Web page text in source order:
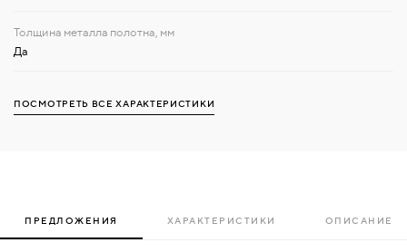
Да
ПОСМОТРЕТЬ ВСЕ ХАРАКТЕРИСТИКИ
ПРЕДЛОЖЕНИЯ ХАРАКТЕРИСТИКИ ОПИСАНИЕ